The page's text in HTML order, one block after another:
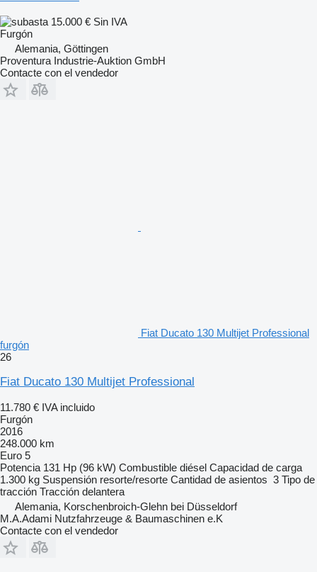
15.000 € Sin IVA
Furgón
Alemania, Göttingen
Proventura Industrie-Auktion GmbH
Contacte con el vendedor
Fiat Ducato 130 Multijet Professional
furgón
26
Fiat Ducato 130 Multijet Professional
11.780 € IVA incluido
Furgón
2016
248.000 km
Euro 5
Potencia 131 Hp (96 kW) Combustible diésel Capacidad de carga
1.300 kg Suspensión resorte/resorte Cantidad de asientos 3 Tipo de
tracción Tracción delantera
Alemania, Korschenbroich-Glehn bei Düsseldorf
M.A.Adami Nutzfahrzeuge & Baumaschinen e.K
Contacte con el vendedor